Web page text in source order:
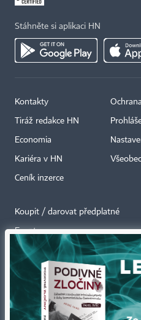
Stáhněte si aplikaci HN
Kontakty
Tiráž redakce HN
Economia
Kariéra v HN
Ceník inzerce
Koupit / darovat předplatné
Eventy
Newslettery
RSS kanály
Autorská práva vykonává vydavatel.